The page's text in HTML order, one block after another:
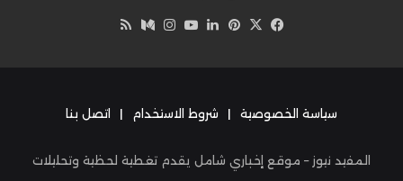
فيسبوك
‫X بينتيريست
لينكدإن‫YouTube
انستقرام
وسط
سياسة الخصوصية | شروط الاستخدام | اتصل بنا
المفيد نيوز – موقع إخباري شامل يقدم تغطية لحظية وتحليلات